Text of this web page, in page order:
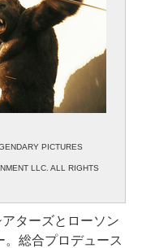
PICTURES
LLC. ALL RIGHTS
ターズとローソン
。総合プロデュース